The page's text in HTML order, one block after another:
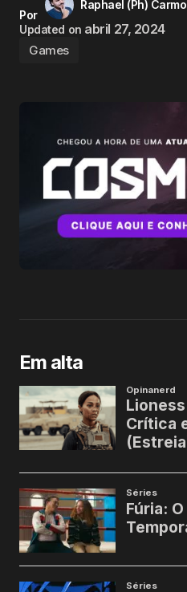
Por
Raphael (Ph) Carmo
Updated on abril 27, 2024
Games
Em alta